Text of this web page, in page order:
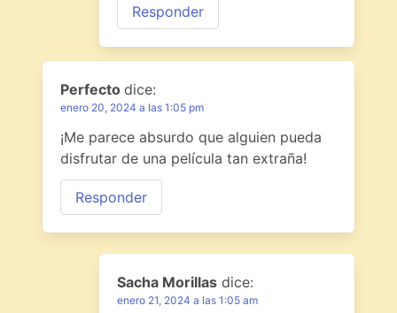
Responder
Perfecto dice:
enero 20, 2024 a las 1:05 pm
¡Me parece absurdo que alguien pueda
disfrutar de una película tan extraña!
Responder
Sacha Morillas dice:
enero 21, 2024 a las 1:05 am